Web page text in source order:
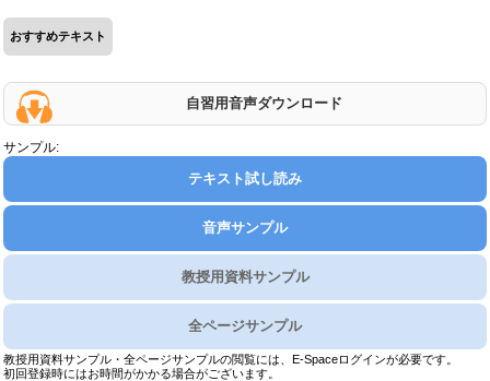
おすすめテキスト
自習用音声ダウンロード
サンプル:
テキスト試し読み
音声サンプル
教授用資料サンプル
全ページサンプル
教授用資料サンプル・全ページサンプルの閲覧には、E-Spaceログインが必要です。
初回登録時にはお時間がかかる場合がございます。